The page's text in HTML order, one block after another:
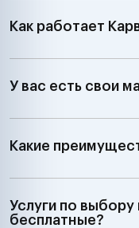
Как работает
У вас есть свои
Какие
Услуги по выбору
бесплатные?